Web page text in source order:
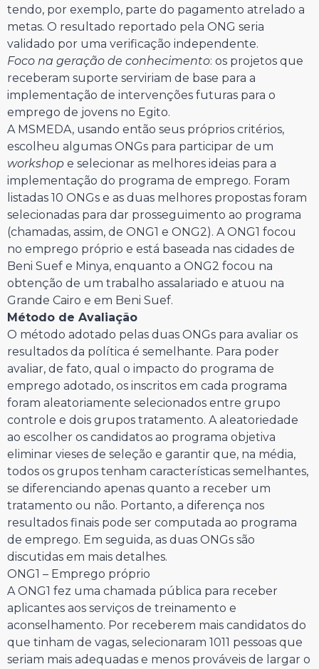
tendo, por exemplo, parte do pagamento atrelado a
metas. O resultado reportado pela ONG seria
validado por uma verificação independente.
Foco na geração de conhecimento: os projetos que
receberam suporte serviriam de base para a
implementação de intervenções futuras para o
emprego de jovens no Egito.
A MSMEDA, usando então seus próprios critérios,
escolheu algumas ONGs para participar de um
workshop e selecionar as melhores ideias para a
implementação do programa de emprego. Foram
listadas 10 ONGs e as duas melhores propostas foram
selecionadas para dar prosseguimento ao programa
(chamadas, assim, de ONG1 e ONG2). A ONG1 focou
no emprego próprio e está baseada nas cidades de
Beni Suef e Minya, enquanto a ONG2 focou na
obtenção de um trabalho assalariado e atuou na
Grande Cairo e em Beni Suef.
Método de Avaliação
O método adotado pelas duas ONGs para avaliar os
resultados da política é semelhante. Para poder
avaliar, de fato, qual o impacto do programa de
emprego adotado, os inscritos em cada programa
foram aleatoriamente selecionados entre grupo
controle e dois grupos tratamento. A aleatoriedade
ao escolher os candidatos ao programa objetiva
eliminar vieses de seleção e garantir que, na média,
todos os grupos tenham características semelhantes,
se diferenciando apenas quanto a receber um
tratamento ou não. Portanto, a diferença nos
resultados finais pode ser computada ao programa
de emprego. Em seguida, as duas ONGs são
discutidas em mais detalhes.
ONG1 – Emprego próprio
A ONG1 fez uma chamada pública para receber
aplicantes aos serviços de treinamento e
aconselhamento. Por receberem mais candidatos do
que tinham de vagas, selecionaram 1011 pessoas que
seriam mais adequadas e menos prováveis de largar o